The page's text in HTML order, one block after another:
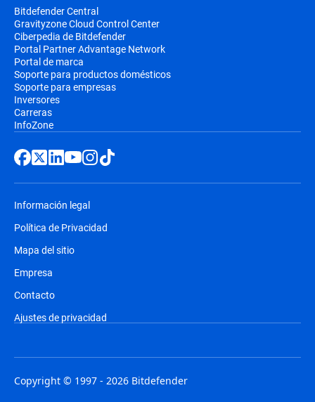
Bitdefender Central
Gravityzone Cloud Control Center
Ciberpedia de Bitdefender
Portal Partner Advantage Network
Portal de marca
Soporte para productos domésticos
Soporte para empresas
Inversores
Carreras
InfoZone
Información legal
Política de Privacidad
Mapa del sitio
Empresa
Contacto
Ajustes de privacidad
Copyright © 1997 - 2026 Bitdefender